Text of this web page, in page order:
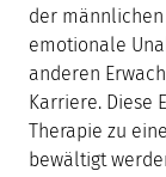
der
emotionale
anderen
Karriere. Diese
Therapie zu
bewältigt